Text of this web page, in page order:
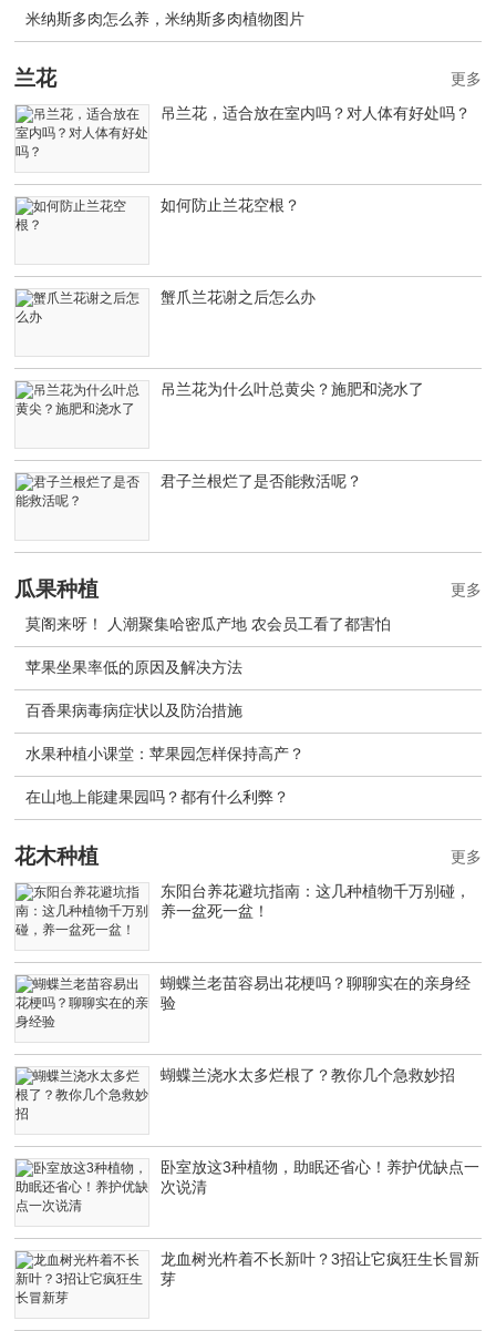
米纳斯多肉怎么养，米纳斯多肉植物图片
兰花
吊兰花，适合放在室内吗？对人体有好处吗？
如何防止兰花空根？
蟹爪兰花谢之后怎么办
吊兰花为什么叶总黄尖？施肥和浇水了
君子兰根烂了是否能救活呢？
更多
瓜果种植
莫阁来呀！ 人潮聚集哈密瓜产地 农会员工看了都害怕
苹果坐果率低的原因及解决方法
百香果病毒病症状以及防治措施
水果种植小课堂：苹果园怎样保持高产？
在山地上能建果园吗？都有什么利弊？
更多
花木种植
东阳台养花避坑指南：这几种植物千万别碰，
养一盆死一盆！
蝴蝶兰老苗容易出花梗吗？聊聊实在的亲身经
验
蝴蝶兰浇水太多烂根了？教你几个急救妙招
卧室放这3种植物，助眠还省心！养护优缺点一
次说清
龙血树光杵着不长新叶？3招让它疯狂生长冒新
芽
更多